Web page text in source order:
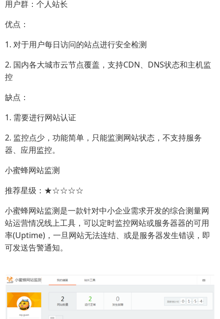
用户群：个人站长
优点：
1. 对于用户每日访问的站点进行安全检测
2. 国内各大城市云节点覆盖，支持CDN、DNS状态和主机监
控
缺点：
1. 需要进行网站认证
2. 监控点少，功能简单，只能监测网站状态，不支持服务
器、应用监控。
小蜜蜂网站监测
推荐星级：★☆☆☆☆
小蜜蜂网站监测是一款针对中小企业需求开发的综合测量网
站运营情况线上工具，可以定时监控网站或服务器器的可用
率(Uptime)，一旦网站无法连结、或是服务器发生错误，即
可发送告警通知。